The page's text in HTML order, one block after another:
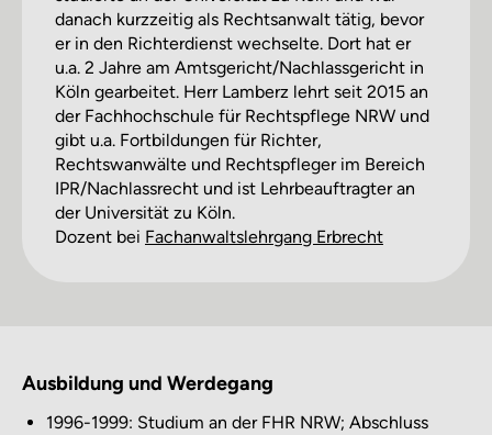
danach kurzzeitig als Rechtsanwalt tätig, bevor
er in den Richterdienst wechselte. Dort hat er
u.a. 2 Jahre am Amtsgericht/Nachlassgericht in
Köln gearbeitet. Herr Lamberz lehrt seit 2015 an
der Fachhochschule für Rechtspflege NRW und
gibt u.a. Fortbildungen für Richter,
Rechtswanwälte und Rechtspfleger im Bereich
IPR/Nachlassrecht und ist Lehrbeauftragter an
der Universität zu Köln.
Dozent bei Fachanwalts­lehrgang Erbrecht
Ausbildung und Werdegang
1996-1999: Studium an der FHR NRW; Abschluss